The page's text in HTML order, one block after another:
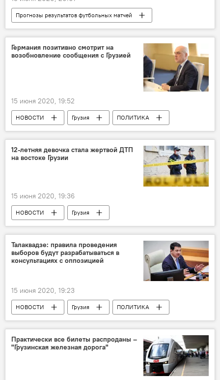
Прогнозы результатов футбольных матчей
СПОРТ
В мире
Футбол
Германия
Германия позитивно смотрит на
возобновление сообщения с Грузией
15 июня 2020, 19:52
НОВОСТИ Грузия
ПОЛИТИКА
ЭКОНОМИКА
12-летняя девочка стала жертвой ДТП
на востоке Грузии
15 июня 2020, 19:36
НОВОСТИ
Грузия
ПРОИСШЕСТВИЯ
Талаквадзе: правила проведения
выборов будут разрабатываться в
консультациях с оппозицией
15 июня 2020, 19:23
НОВОСТИ Грузия
ПОЛИТИКА
Парламент Грузии
Практически все билеты распроданы –
"Грузинская железная дорога"